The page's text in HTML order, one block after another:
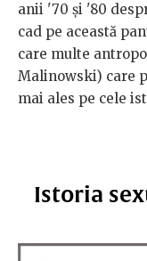
anii '70 și '80
cad pe această
care multe
Malinowski) care
mai ales pe cele
Istoria